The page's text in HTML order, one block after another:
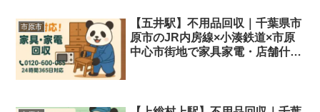
市原市
【五井駅】不用品回収｜千葉県市
原市のJR内房線×小湊鉄道×市原
中心市街地で家具家電・店舗什